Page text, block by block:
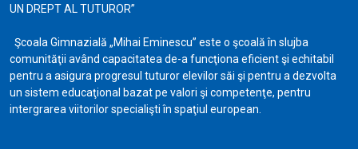
UN DREPT AL TUTUROR”
Şcoala Gimnazială „Mihai Eminescu” este o şcoală în slujba
comunităţii având capacitatea de-a funcţiona eficient şi echitabil
pentru a asigura progresul tuturor elevilor săi şi pentru a dezvolta
un sistem educaţional bazat pe valori şi competenţe, pentru
intergrarea viitorilor specialişti în spaţiul european.